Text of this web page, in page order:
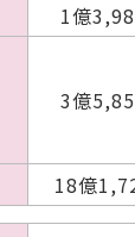
1億
3億
18億